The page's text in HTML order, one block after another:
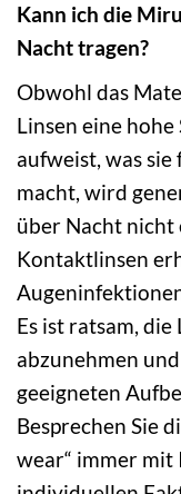
Kann ich die
Nacht tragen?
Obwohl das
Linsen eine
aufweist, was
macht, wird
über Nacht nicht
Kontaktlinsen
Es ist ratsam,
abzunehmen
geeigneten
Besprechen Sie
wear“ immer mit